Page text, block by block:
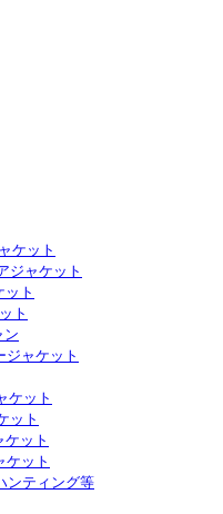
ケット
ジャケット
ット
ト
ン
ジャケット
ケット
ット
ケット
ケット
ンティング等